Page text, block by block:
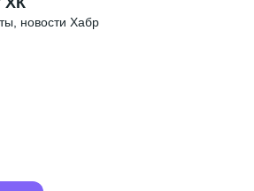
новости Хабр